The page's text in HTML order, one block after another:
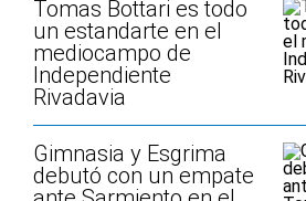
Tomas Bottari es todo
un estandarte en el
mediocampo de
Independiente
Rivadavia
Gimnasia y Esgrima
debutó con un empate